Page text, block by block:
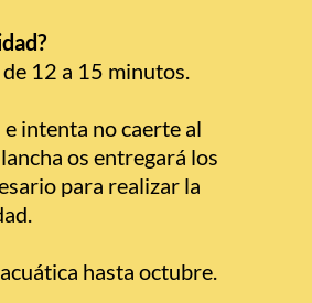
12 a 15 minutos.
intenta no caerte al
os entregará los
para realizar la
hasta octubre.